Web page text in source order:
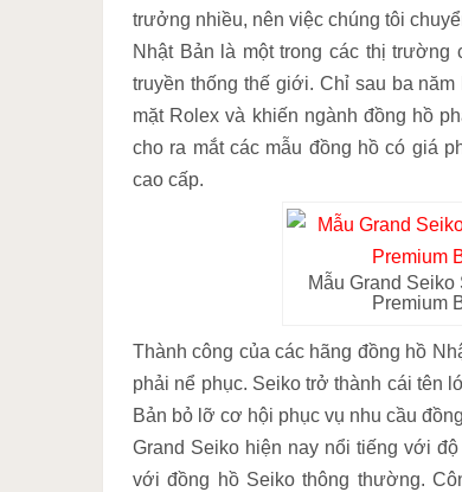
trưởng nhiều, nên việc chúng tôi
Nhật Bản là một trong các thị
truyền thống thế giới. Chỉ sau ba
mặt Rolex và khiến ngành đồng hồ
cho ra mắt các mẫu đồng hồ có giá
cao cấp.
Mẫu Grand
Premium
Thành công của các hãng đồng hồ
phải nể phục. Seiko trở thành cái tên
Bản bỏ lỡ cơ hội phục vụ nhu cầu
Grand Seiko hiện nay nổi tiếng với
với đồng hồ Seiko thông thường.